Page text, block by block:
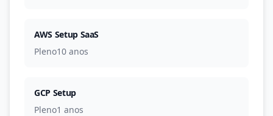
AWS Setup SaaS
Pleno10 anos
GCP Setup
Pleno1 anos